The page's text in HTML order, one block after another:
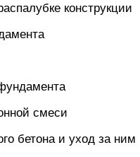
конструкции
смеси
бетона и уход за ним